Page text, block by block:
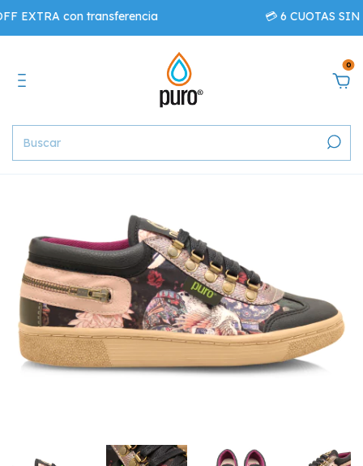
EXTRA con transferencia 💳 6 CUOTAS SIN
0